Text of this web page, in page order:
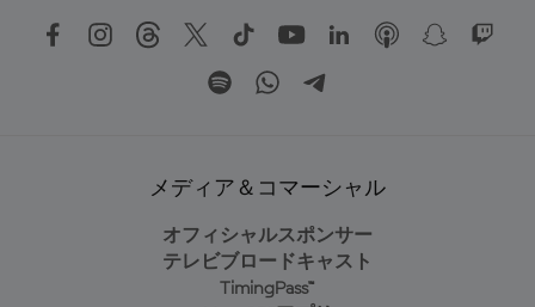
メディア＆コマーシャル
オフィシャルスポンサー
テレビブロードキャスト
TimingPass™